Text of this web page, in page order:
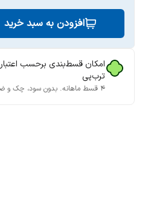
افزودن به سبد خرید
امکان قسط‌بندی برحسب اعتبار
ترب‌پی
۴ قسط ماهانه. بدون سود، چک و ضامن.